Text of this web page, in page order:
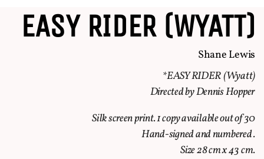
EASY RIDER (WYATT)
Shane Lewis
*EASY RIDER (Wyatt)
Directed by Dennis Hopper
Silk screen print. 1 copy available out of 30
Hand-signed and numbered .
Size 28 cm x 43 cm.